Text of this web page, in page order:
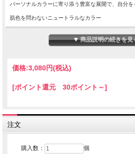
パーソナルカラーに寄り添う豊富な展開で、自分を
肌色を問わないニュートラルなカラー
ケース付き ▼ 商品説明の続きを
価格:3,080円(税込)
[ポイント還元 30ポイント～]
注文
購入数： 個